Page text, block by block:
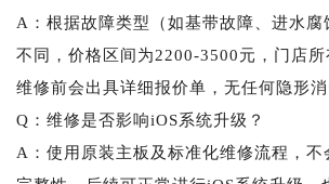
A：根据故障类型（如基带故障、进水腐
不同，价格区间为2200-3500元，门店所
维修前会出具详细报价单，无任何隐形消
Q：维修是否影响iOS系统升级？
A：使用原装主板及标准化维修流程，不